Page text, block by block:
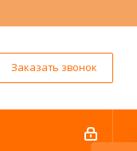
Заказать звонок